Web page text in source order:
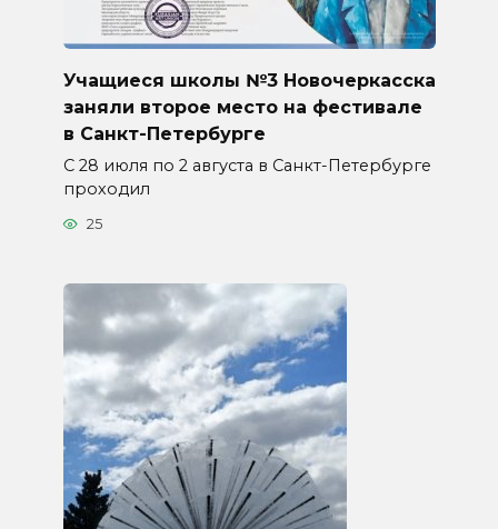
Учащиеся школы №3 Новочеркасска
заняли второе место на фестивале
в Санкт-Петербурге
С 28 июля по 2 августа в Санкт-Петербурге
проходил
25